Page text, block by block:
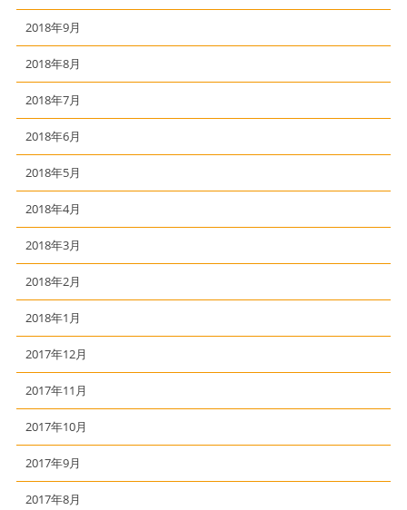
2018年9月
2018年8月
2018年7月
2018年6月
2018年5月
2018年4月
2018年3月
2018年2月
2018年1月
2017年12月
2017年11月
2017年10月
2017年9月
2017年8月